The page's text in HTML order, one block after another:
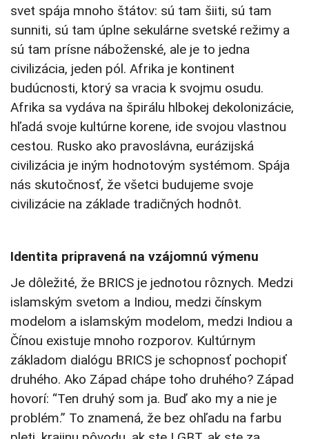
svet spája mnoho štátov: sú tam šiiti, sú tam
sunniti, sú tam úplne sekulárne svetské režimy a
sú tam prísne náboženské, ale je to jedna
civilizácia, jeden pól. Afrika je kontinent
budúcnosti, ktorý sa vracia k svojmu osudu.
Afrika sa vydáva na špirálu hlbokej dekolonizácie,
hľadá svoje kultúrne korene, ide svojou vlastnou
cestou. Rusko ako pravoslávna, eurázijská
civilizácia je iným hodnotovým systémom. Spája
nás skutočnosť, že všetci budujeme svoje
civilizácie na základe tradičných hodnôt.
Identita pripravená na vzájomnú výmenu
Je dôležité, že BRICS je jednotou rôznych. Medzi
islamským svetom a Indiou, medzi čínskym
modelom a islamským modelom, medzi Indiou a
Čínou existuje mnoho rozporov. Kultúrnym
základom dialógu BRICS je schopnosť pochopiť
druhého. Ako Západ chápe toho druhého? Západ
hovorí: “Ten druhý som ja. Buď ako my a nie je
problém.” To znamená, že bez ohľadu na farbu